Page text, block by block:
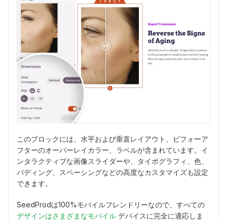
このブロックには、水平および垂直レイアウト、ビフォーア
フターのオーバーレイカラー、ラベルが含まれています。イ
ンタラクティブな画像スライダーや、タイポグラフィ、色、
パディング、スペーシングなどの高度なカスタマイズも設定
できます。
SeedProdは100%モバイルフレンドリーなので、すべての
デザインはさまざまなモバイル デバイスに完全に適応しま